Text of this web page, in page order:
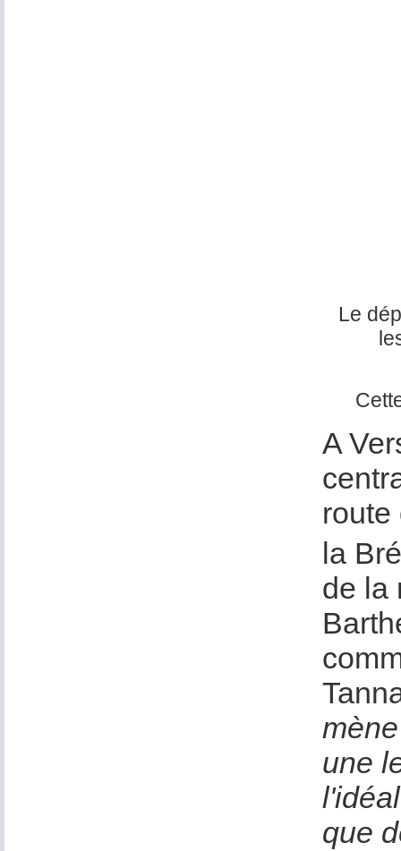
Le
A
route
la
de la
une
que